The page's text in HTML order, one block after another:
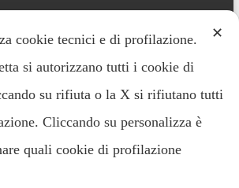
✕
cookie tecnici e di profilazione.
si autorizzano tutti i cookie di
su rifiuta o la X si rifiutano tutti
Cliccando su personalizza è
quali cookie di profilazione